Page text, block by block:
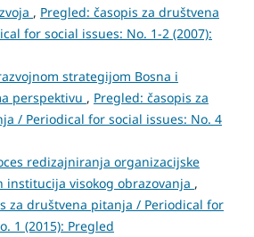
, Pregled: časopis za društvena
for social issues: No. 1-2 (2007):
strategijom Bosna i
perspektivu , Pregled: časopis za
/ Periodical for social issues: No. 4
redizajniranja organizacijske
visokog obrazovanja ,
za društvena pitanja / Periodical for
1 (2015): Pregled